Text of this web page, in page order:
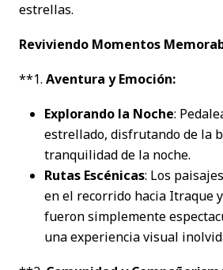
estrellas.
Reviviendo Momentos
**1. Aventura y Emoción:
Explorando la Noche:
estrellado, disfrutando de la
tranquilidad de la noche.
Rutas Escénicas: Los
en el recorrido hacia Itraque
fueron simplemente
una experiencia visual